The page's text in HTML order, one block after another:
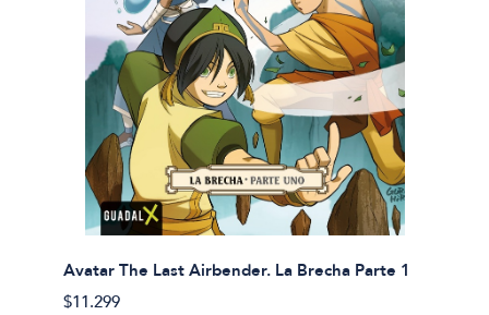
Avatar The Last Airbender. La Brecha Parte 1
$11.299